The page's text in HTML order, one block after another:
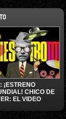
¡ESTRENO
CHICO DE
EL VIDEO